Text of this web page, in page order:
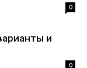
0
и
0